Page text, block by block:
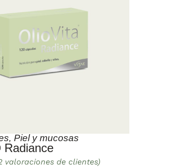
, Piel y mucosas
valoraciones de clientes)